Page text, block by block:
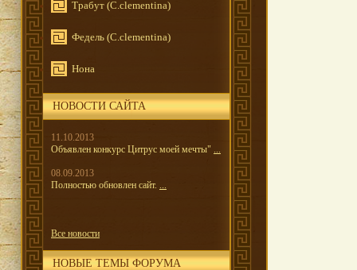
Трабут (C.clementina)
Федель (C.clementina)
Нона
НОВОСТИ САЙТА
11.10.2013
Объявлен конкурс Цитрус моей мечты" ...
08.09.2013
Полностью обновлен сайт. ...
Все новости
НОВЫЕ ТЕМЫ ФОРУМА